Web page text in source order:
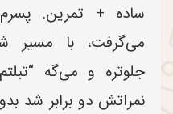
ساده + تمرین.
می‌گرفت، با مسیر
جلوتره و می‌گه
نمراتش دو برابر شد